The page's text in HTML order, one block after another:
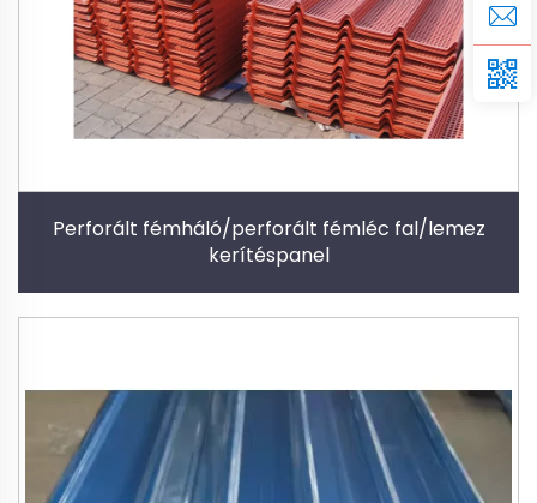
Perforált fémháló/perforált fémléc fal/lemez
kerítéspanel